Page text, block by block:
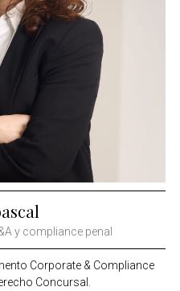
y compliance penal
Corporate & Compliance
Concursal.